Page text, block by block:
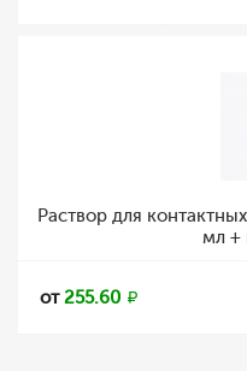
Раствор для
мл +
от255.60